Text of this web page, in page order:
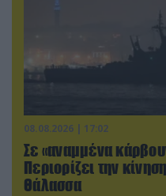
08.08.2026 | 17:02
Σε «αναμμένα
Περιορίζει την
Θάλασσα